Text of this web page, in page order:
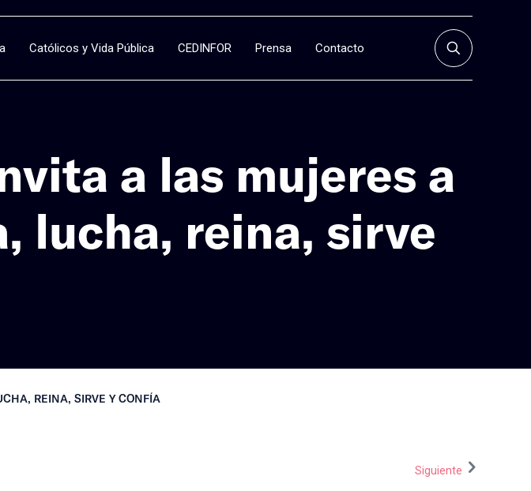
Católicos y Vida Pública CEDINFOR Prensa Contacto
a las mujeres a
lucha, reina, sirve
REINA, SIRVE Y CONFÍA
Siguiente